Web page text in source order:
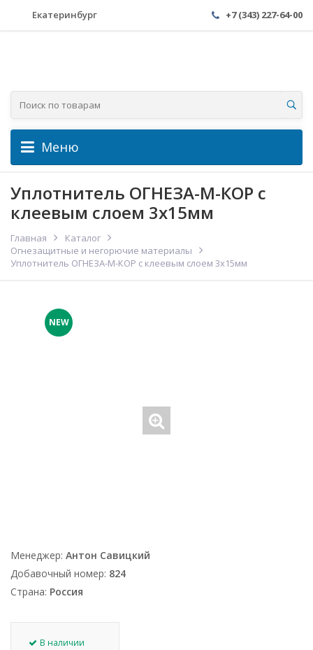
Екатеринбург +7 (343) 227-64-00
Меню
Уплотнитель ОГНЕЗА-М-КОР с
клеевым слоем 3x15мм
Главная
Каталог
Огнезащитные и негорючие материалы
Уплотнитель ОГНЕЗА-М-КОР с клеевым слоем 3x15мм
NEW
Менеджер: Антон Савицкий
Добавочный номер: 824
Страна: Россия
В наличии